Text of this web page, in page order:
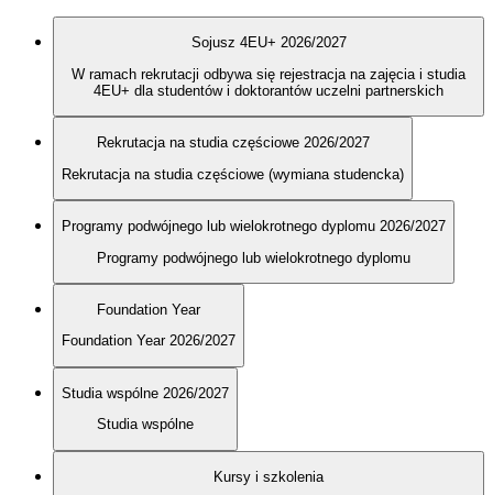
Sojusz 4EU+ 2026/2027
W ramach rekrutacji odbywa się rejestracja na zajęcia i studia
4EU+ dla studentów i doktorantów uczelni partnerskich
Rekrutacja na studia częściowe 2026/2027
Rekrutacja na studia częściowe (wymiana studencka)
Programy podwójnego lub wielokrotnego dyplomu 2026/2027
Programy podwójnego lub wielokrotnego dyplomu
Foundation Year
Foundation Year 2026/2027
Studia wspólne 2026/2027
Studia wspólne
Kursy i szkolenia